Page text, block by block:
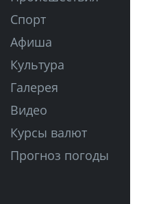
Спорт
Афиша
Культура
Галерея
Видео
Курсы валют
Прогноз погоды